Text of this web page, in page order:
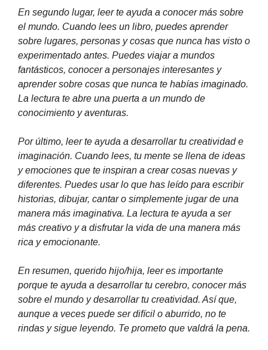
En segundo lugar, leer te ayuda a conocer más sobre
el mundo. Cuando lees un libro, puedes aprender
sobre lugares, personas y cosas que nunca has visto o
experimentado antes. Puedes viajar a mundos
fantásticos, conocer a personajes interesantes y
aprender sobre cosas que nunca te habías imaginado.
La lectura te abre una puerta a un mundo de
conocimiento y aventuras.
Por último, leer te ayuda a desarrollar tu creatividad e
imaginación. Cuando lees, tu mente se llena de ideas
y emociones que te inspiran a crear cosas nuevas y
diferentes. Puedes usar lo que has leído para escribir
historias, dibujar, cantar o simplemente jugar de una
manera más imaginativa. La lectura te ayuda a ser
más creativo y a disfrutar la vida de una manera más
rica y emocionante.
En resumen, querido hijo/hija, leer es importante
porque te ayuda a desarrollar tu cerebro, conocer más
sobre el mundo y desarrollar tu creatividad. Así que,
aunque a veces puede ser difícil o aburrido, no te
rindas y sigue leyendo. Te prometo que valdrá la pena.